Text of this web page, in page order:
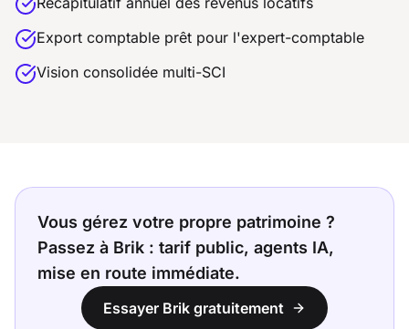
Export comptable prêt pour l'expert-comptable
Vision consolidée multi-SCI
Vous gérez votre propre patrimoine ?
Passez à Brik : tarif public, agents IA,
mise en route immédiate.
Essayer Brik gratuitement